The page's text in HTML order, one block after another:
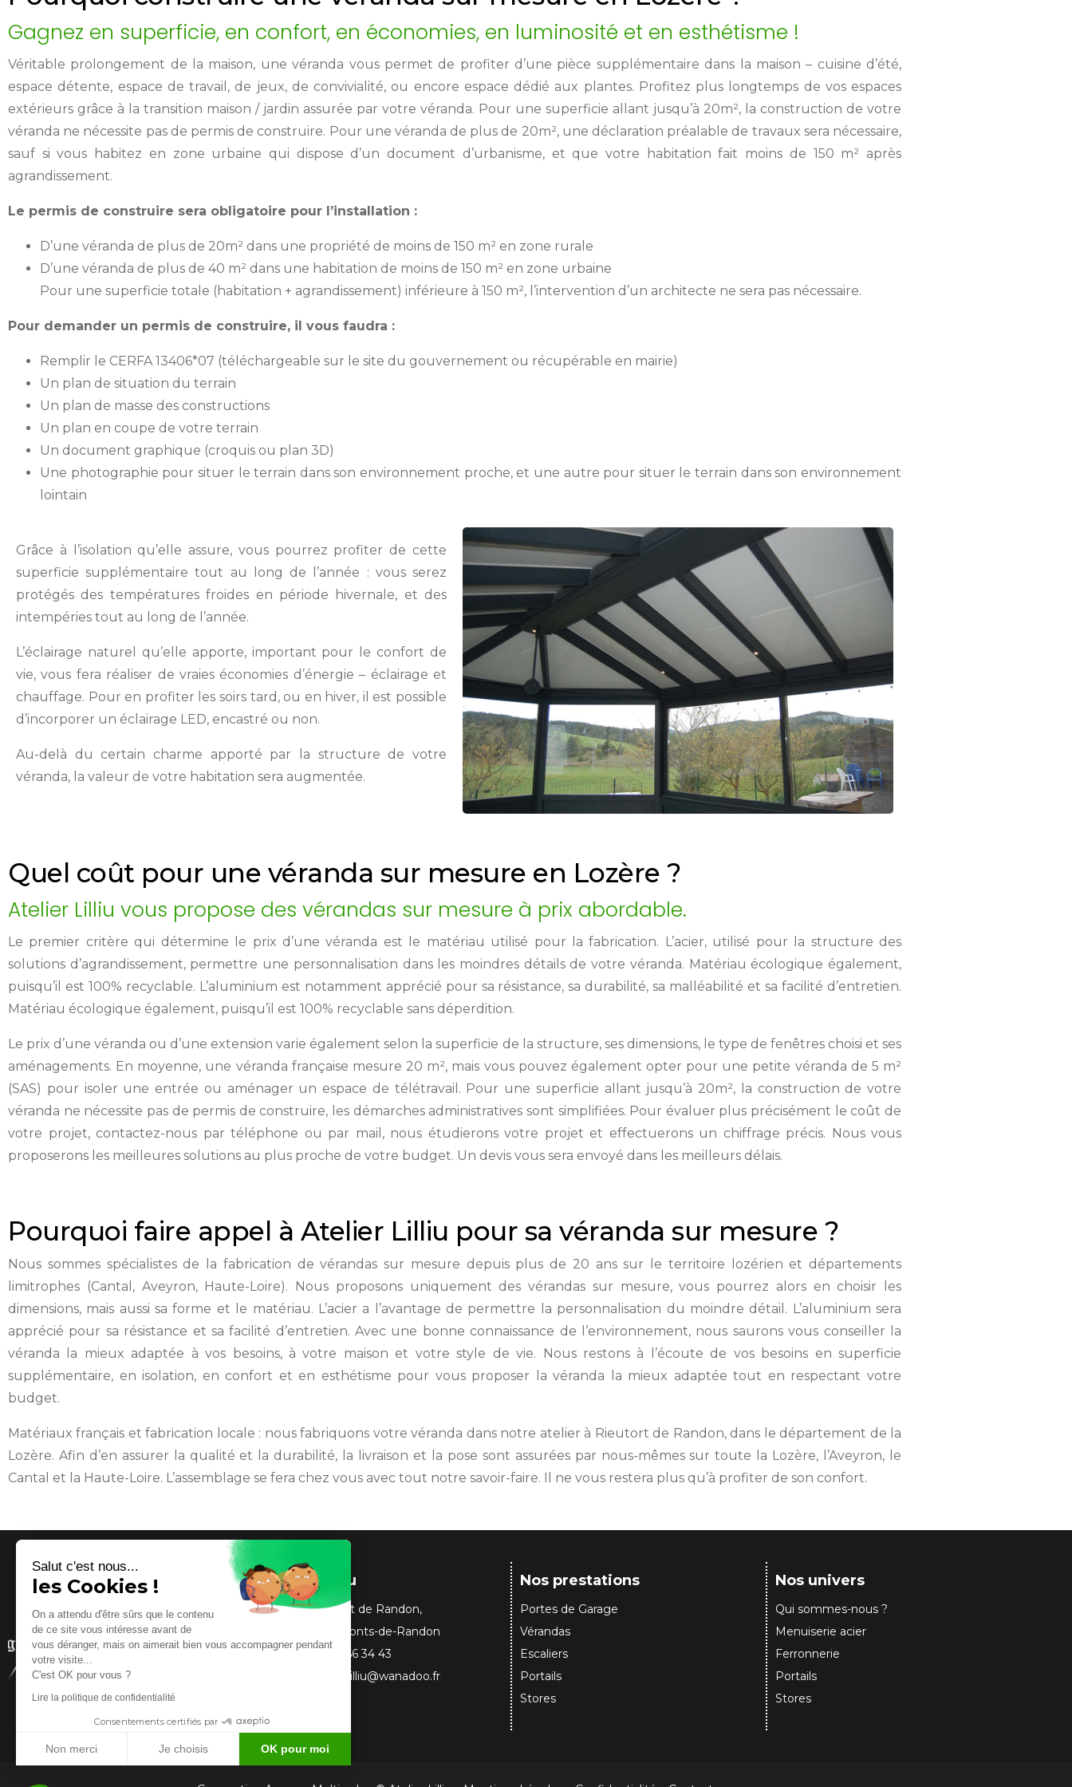
Gagnez en superficie, en confort, en économies, en luminosité et en esthétisme !
Véritable prolongement de la maison, une véranda vous permet de profiter d’une pièce supplémentaire dans la maison – cuisine d’été,
espace détente, espace de travail, de jeux, de convivialité, ou encore espace dédié aux plantes. Profitez plus longtemps de vos espaces
extérieurs grâce à la transition maison / jardin assurée par votre véranda. Pour une superficie allant jusqu’à 20m², la construction de votre
véranda ne nécessite pas de permis de construire. Pour une véranda de plus de 20m², une déclaration préalable de travaux sera nécessaire,
sauf si vous habitez en zone urbaine qui dispose d’un document d’urbanisme, et que votre habitation fait moins de 150 m² après
agrandissement.
Le permis de construire sera obligatoire pour l’installation :
D’une véranda de plus de 20m² dans une propriété de moins de 150 m² en zone rurale
D’une véranda de plus de 40 m² dans une habitation de moins de 150 m² en zone urbaine
Pour une superficie totale (habitation + agrandissement) inférieure à 150 m², l’intervention d’un architecte ne sera pas nécessaire.
Pour demander un permis de construire, il vous faudra :
Remplir le CERFA 13406*07 (téléchargeable sur le site du gouvernement ou récupérable en mairie)
Un plan de situation du terrain
Un plan de masse des constructions
Un plan en coupe de votre terrain
Un document graphique (croquis ou plan 3D)
Une photographie pour situer le terrain dans son environnement proche, et une autre pour situer le terrain dans son environnement
lointain
Grâce à l’isolation qu’elle assure, vous pourrez profiter de cette
superficie supplémentaire tout au long de l’année : vous serez
protégés des températures froides en période hivernale, et des
intempéries tout au long de l’année.
L’éclairage naturel qu’elle apporte, important pour le confort de
vie, vous fera réaliser de vraies économies d’énergie – éclairage et
chauffage. Pour en profiter les soirs tard, ou en hiver, il est possible
d’incorporer un éclairage LED, encastré ou non.
Au-delà du certain charme apporté par la structure de votre
véranda, la valeur de votre habitation sera augmentée.
Quel coût pour une véranda sur mesure en Lozère ?
Atelier Lilliu vous propose des vérandas sur mesure à prix abordable.
Le premier critère qui détermine le prix d’une véranda est le matériau utilisé pour la fabrication. L’acier, utilisé pour la structure des
solutions d’agrandissement, permettre une personnalisation dans les moindres détails de votre véranda. Matériau écologique également,
puisqu’il est 100% recyclable. L’aluminium est notamment apprécié pour sa résistance, sa durabilité, sa malléabilité et sa facilité d’entretien.
Matériau écologique également, puisqu’il est 100% recyclable sans déperdition.
Le prix d’une véranda ou d’une extension varie également selon la superficie de la structure, ses dimensions, le type de fenêtres choisi et ses
aménagements. En moyenne, une véranda française mesure 20 m², mais vous pouvez également opter pour une petite véranda de 5 m²
(SAS) pour isoler une entrée ou aménager un espace de télétravail. Pour une superficie allant jusqu’à 20m², la construction de votre
véranda ne nécessite pas de permis de construire, les démarches administratives sont simplifiées. Pour évaluer plus précisément le coût de
votre projet, contactez-nous par téléphone ou par mail, nous étudierons votre projet et effectuerons un chiffrage précis. Nous vous
proposerons les meilleures solutions au plus proche de votre budget. Un devis vous sera envoyé dans les meilleurs délais.
Pourquoi faire appel à Atelier Lilliu pour sa véranda sur mesure ?
Nous sommes spécialistes de la fabrication de vérandas sur mesure depuis plus de 20 ans sur le territoire lozérien et départements
limitrophes (Cantal, Aveyron, Haute-Loire). Nous proposons uniquement des vérandas sur mesure, vous pourrez alors en choisir les
dimensions, mais aussi sa forme et le matériau. L’acier a l’avantage de permettre la personnalisation du moindre détail. L’aluminium sera
apprécié pour sa résistance et sa facilité d’entretien. Avec une bonne connaissance de l’environnement, nous saurons vous conseiller la
véranda la mieux adaptée à vos besoins, à votre maison et votre style de vie. Nous restons à l’écoute de vos besoins en superficie
supplémentaire, en isolation, en confort et en esthétisme pour vous proposer la véranda la mieux adaptée tout en respectant votre
budget.
Matériaux français et fabrication locale : nous fabriquons votre véranda dans notre atelier à Rieutort de Randon, dans le département de la
Lozère. Afin d’en assurer la qualité et la durabilité, la livraison et la pose sont assurées par nous-mêmes sur toute la Lozère, l’Aveyron, le
Cantal et la Haute-Loire. L’assemblage se fera chez vous avec tout notre savoir-faire. Il ne vous restera plus qu’à profiter de son confort.
Atelier Lilliu
Rieutort de Randon,
48700 Monts-de-Randon
09 74 56 34 43
atelier.lilliu@wanadoo.fr
Nos prestations
Portes de Garage
Vérandas
Escaliers
Portails
Stores
Nos univers
Qui sommes-nous ?
Menuiserie acier
Ferronnerie
Portails
Stores
Salut c'est nous...
les Cookies !
On a attendu d'être sûrs que le contenu
de ce site vous intéresse avant de
vous déranger, mais on aimerait bien vous accompagner pendant
votre visite...
C'est OK pour vous ?
Lire la politique de confidentialité
Consentements certifiés par
Non merci Je choisis OK pour moi